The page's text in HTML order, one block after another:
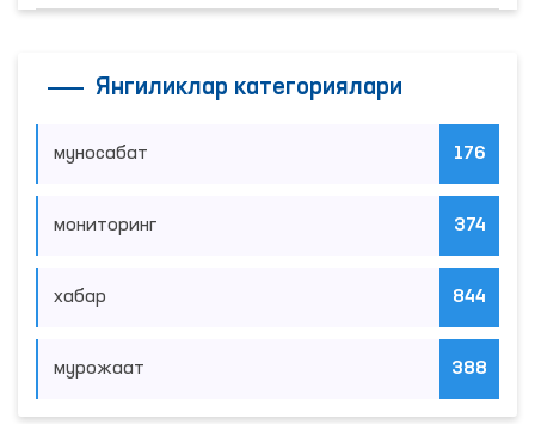
Янгиликлар категориялари
муносабат 176
мониторинг 374
хабар 844
мурожаат 388